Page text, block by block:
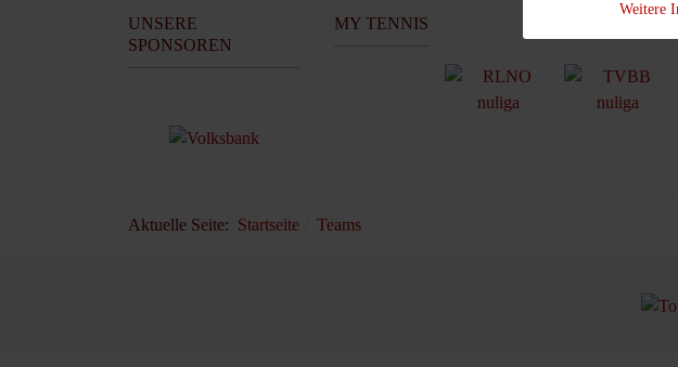
UNSERE
SPONSOREN
MY TENNIS
Aktuelle Seite: Startseite Teams
Weitere